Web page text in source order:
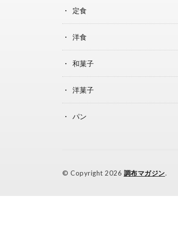
定食
洋食
和菓子
洋菓子
パン
© Copyright 2026 調布マガジン.